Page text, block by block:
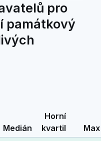
pro
památkový
Medián
Horní
kvartil
Max